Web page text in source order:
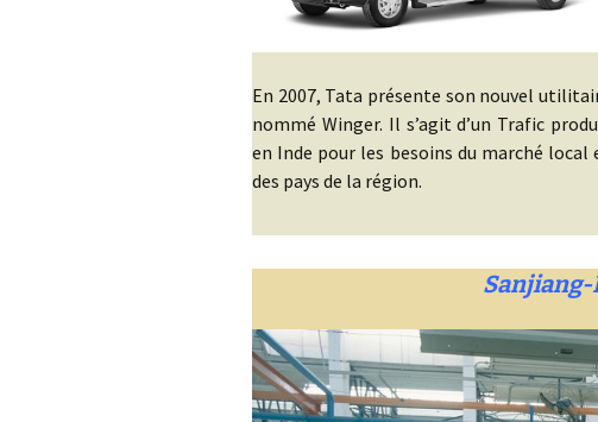
En 2007, Tata présente son nouvel
nommé Winger. Il s’agit d’un Trafic
en Inde pour les besoins du marché local
des pays de la région.